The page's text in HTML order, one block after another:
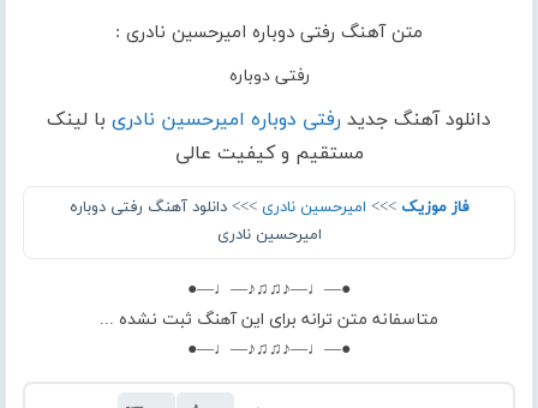
متن آهنگ رفتی دوباره امیرحسین نادری :
رفتی دوباره
دانلود آهنگ جدید رفتی دوباره امیرحسین نادری با لینک
مستقیم و کیفیت عالی
فاز موزیک >>> امیرحسین نادری >>> دانلود آهنگ رفتی دوباره
امیرحسین نادری
●—♩—♪♫♫♪—♩—●
متاسفانه متن ترانه برای این آهنگ ثبت نشده ...
●—♩—♪♫♫♪—♩—●